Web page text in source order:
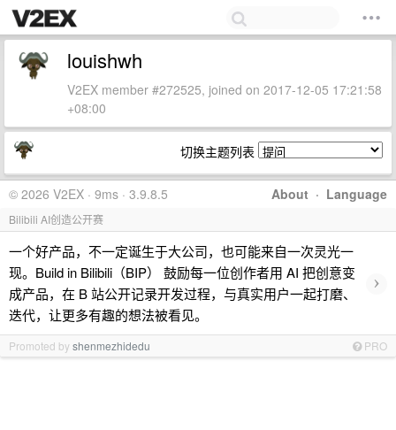
louishwh
V2EX member #272525, joined on 2017-12-05 17:21:58
+08:00
切换主题列表
About · Language
© 2026 V2EX · 9ms · 3.9.8.5
Bilibili AI创造公开赛
一个好产品，不一定诞生于大公司，也可能来自一次灵光一
现。Build in Bilibili（BIP） 鼓励每一位创作者用 AI 把创意变
成产品，在 B 站公开记录开发过程，与真实用户一起打磨、
迭代，让更多有趣的想法被看见。
›
Promoted byshenmezhidedu PRO